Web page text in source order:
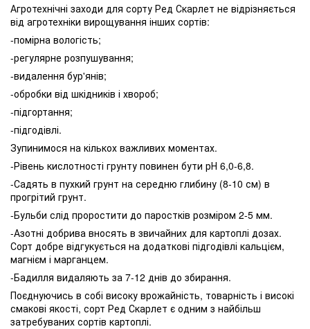
Агротехнічні заходи для сорту Ред Скарлет не відрізняється
від агротехніки вирощування інших сортів:
-помірна вологість;
-регулярне розпушування;
-видалення бур'янів;
-обробки від шкідників і хвороб;
-підгортання;
-підгодівлі.
Зупинимося на кількох важливих моментах.
-Рівень кислотності грунту повинен бути рН 6,0-6,8.
-Садять в пухкий грунт на середню глибину (8-10 см) в
прогрітий грунт.
-Бульби слід проростити до паростків розміром 2-5 мм.
-Азотні добрива вносять в звичайних для картоплі дозах.
Сорт добре відгукується на додаткові підгодівлі кальцієм,
магнієм і марганцем.
-Бадилля видаляють за 7-12 днів до збирання.
Поєднуючись в собі високу врожайність, товарність і високі
смакові якості, сорт Ред Скарлет є одним з найбільш
затребуваних сортів картоплі.